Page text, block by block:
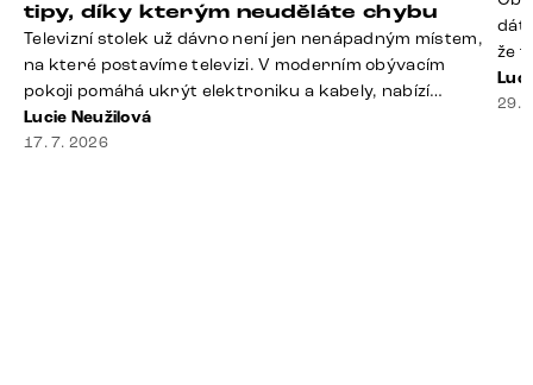
tipy, díky kterým neuděláte chybu
Televizní stolek už dávno není jen nenápadným místem,
na které postavíme televizi. V moderním obývacím
pokoji pomáhá ukrýt elektroniku a kabely, nabízí
praktický úložný prostor a často se stává výraznou
součástí celého interiéru. Při jeho výběru proto
Lucie Neužilová
17. 7. 2026
že
29.